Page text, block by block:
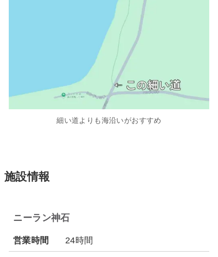
細い道よりも海沿いがおすすめ
施設情報
ニーラン神石
営業時間 24時間